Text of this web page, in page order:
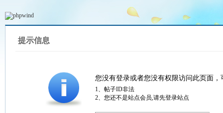
提示信息
您没有登录或者您没有权限访问此页面
1、帖子ID非法
2、您还不是站点会员,请先登录站点